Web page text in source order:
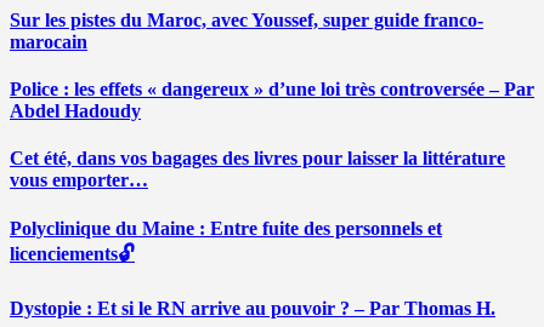
Sur les pistes du Maroc, avec Youssef, super guide franco-
marocain
Police : les effets « dangereux » d’une loi très controversée – Par
Abdel Hadoudy
Cet été, dans vos bagages des livres pour laisser la littérature
vous emporter…
Polyclinique du Maine : Entre fuite des personnels et
licenciements🔓
Dystopie : Et si le RN arrive au pouvoir ? – Par Thomas H.